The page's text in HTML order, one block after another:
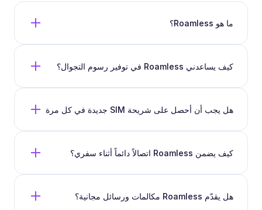
ما هو Roamless؟
كيف يساعدني Roamless في توفير رسوم التجوال؟
هل يجب أن أحصل على شريحة SIM جديدة في كل مرة
كيف يضمن Roamless اتصالاً دائماً أثناء سفري؟
هل يقدّم Roamless مكالمات ورسائل مجانية؟